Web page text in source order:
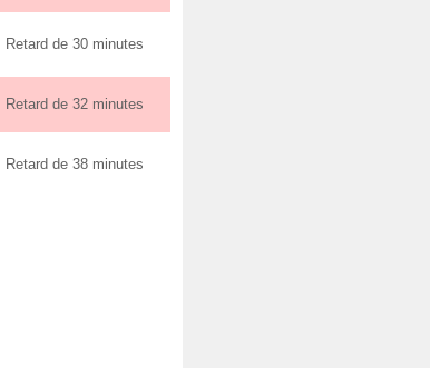
Retard de 30 minutes
Retard de 32 minutes
Retard de 38 minutes